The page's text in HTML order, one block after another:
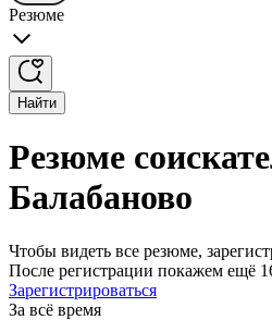
Резюме
Найти
Резюме
Балабаново
Чтобы видеть все резюме,
После регистрации покажем ещё
Зарегистрироваться
За всё время